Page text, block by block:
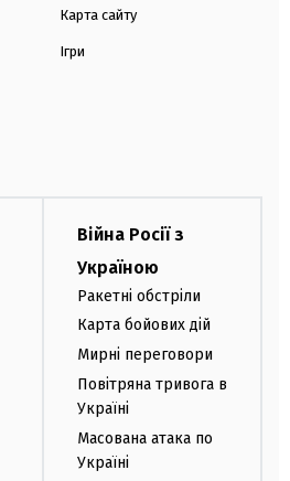
Карта сайту
Ігри
Війна Росії з
Україною
Ракетні обстріли
Карта бойових дій
Мирні переговори
Повітряна тривога в
Україні
Масована атака по
Україні